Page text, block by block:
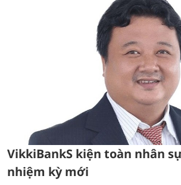
VikkiBankS kiện toàn nhân
nhiệm kỳ mới